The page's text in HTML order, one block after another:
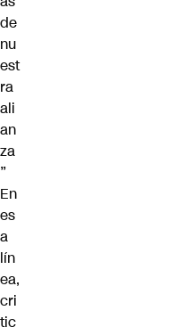
de
nu
est
ra
ali
an
za
”
En
es
a
lín
ea,
cri
tic